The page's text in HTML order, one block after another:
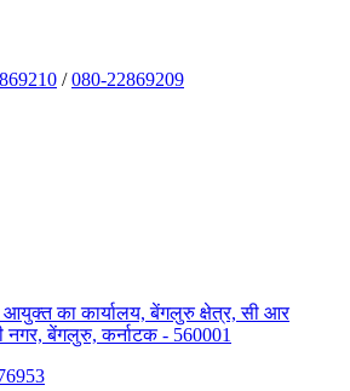
/080-22869209
का कार्यालय, बेंगलुरु क्षेत्र, सी आर
नगर, बेंगलुरु, कर्नाटक - 560001